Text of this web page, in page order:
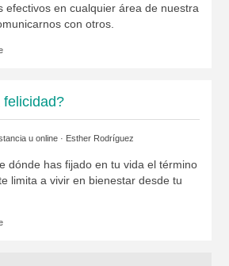
efectivos en cualquier área de nuestra
con otros.
felicidad?
u online · Esther Rodríguez
dónde has fijado en tu vida el término
limita a vivir en bienestar desde tu